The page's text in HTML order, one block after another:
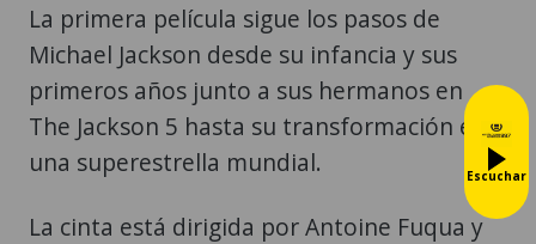
La primera película sigue los pasos de
Michael Jackson desde su infancia y sus
primeros años junto a sus hermanos en
The Jackson 5 hasta su transformación en
una superestrella mundial.
La cinta está dirigida por Antoine Fuqua y
Escuchar